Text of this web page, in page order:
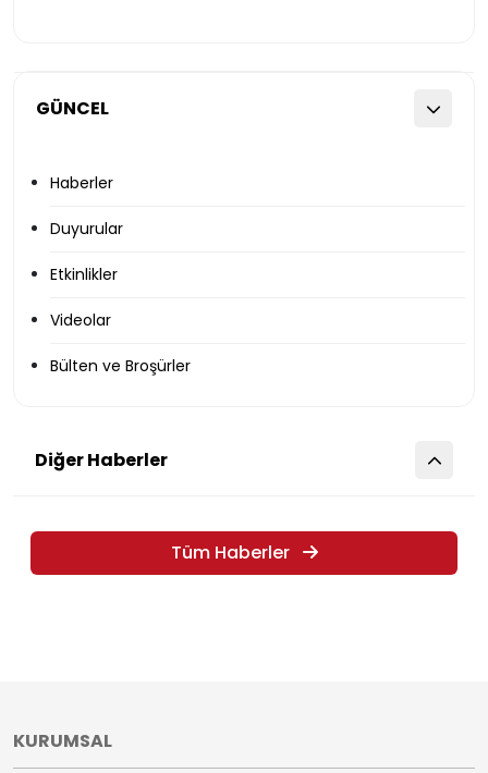
GÜNCEL
Haberler
Duyurular
Etkinlikler
Videolar
Bülten ve Broşürler
Diğer Haberler
Tüm Haberler
KURUMSAL